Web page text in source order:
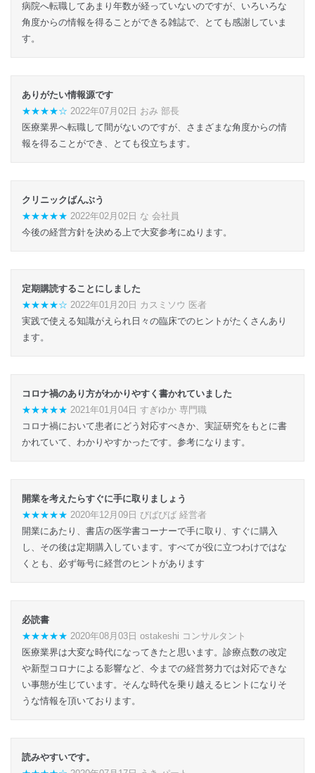
病院へ転職してあまり年数が経っていないのですが、いろいろな
角度からの情報を得ることができる雑誌で、とても感謝していま
す。
ありがたい情報源です
★★★★☆ 2022年07月02日 おみ 部長
医療業界へ転職して間がないのですが、さまざまな角度からの情
報を得ることができ、とても役立ちます。
クリニックばんぶう
★★★★★ 2022年02月02日 な 会社員
今後の経営方針を決める上で大変参考にぬります。
定期購読することにしました
★★★★☆ 2022年01月20日 カスミソウ 医者
実践で使える知識がえられ日々の臨床でのヒントがたくさんあり
ます。
コロナ禍のあり方がわかりやすく書かれていました
★★★★★ 2021年01月04日 すぎゆか 専門職
コロナ禍において患者にどう対応すべきか、実証研究をもとに書
かれていて、わかりやすかったです。参考になります。
開業を考えたらすぐに手に取りましょう
★★★★★ 2020年12月09日 びばびば 経営者
開業にあたり、書店の医学書コーナーで手に取り、すぐに購入
し、その後は定期購入しています。すべてが役に立つわけではな
くとも、必ず毎号に経営のヒントがあります
必読書
★★★★★ 2020年08月03日 ostakeshi コンサルタント
医療業界は大変な時代になってきたと思います。診療点数の改定
や新型コロナによる影響など、今までの経営努力では対応できな
い事態が生じています。そんな時代を乗り越えるヒントになりそ
うな情報を頂いております。
読みやすいです。